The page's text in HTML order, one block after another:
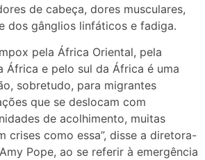
de cabeça, dores musculares,
dos gânglios linfáticos e fadiga.
pela África Oriental, pela
África e pelo sul da África é uma
sobretudo, para migrantes
que se deslocam com
de acolhimento, muitas
crises como essa”, disse a diretora-
Pope, ao se referir à emergência